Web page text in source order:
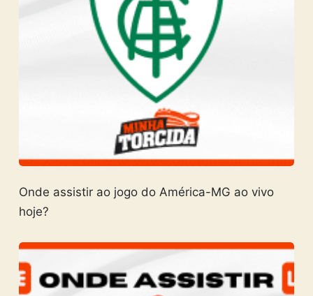
Onde assistir ao jogo do América-MG ao vivo
hoje?